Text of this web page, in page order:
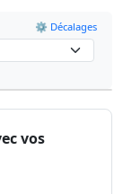
⚙️ Décalages
vos